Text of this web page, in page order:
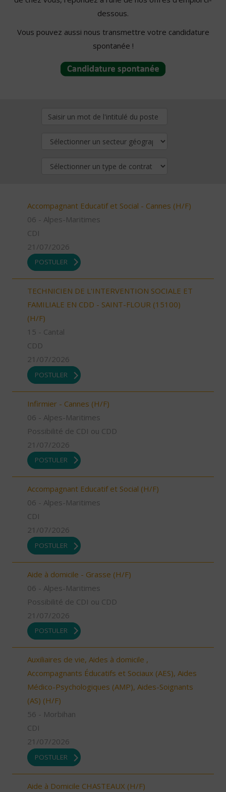
dessous.
Vous pouvez aussi nous transmettre votre candidature
spontanée !
Accompagnant Educatif et Social - Cannes (H/F)
06 - Alpes-Maritimes
CDI
21/07/2026
POSTULER
TECHNICIEN DE L'INTERVENTION SOCIALE ET
FAMILIALE EN CDD - SAINT-FLOUR (15100)
(H/F)
15 - Cantal
CDD
21/07/2026
POSTULER
Infirmier - Cannes (H/F)
06 - Alpes-Maritimes
Possibilité de CDI ou CDD
21/07/2026
POSTULER
Accompagnant Educatif et Social (H/F)
06 - Alpes-Maritimes
CDI
21/07/2026
POSTULER
Aide à domicile - Grasse (H/F)
06 - Alpes-Maritimes
Possibilité de CDI ou CDD
21/07/2026
POSTULER
Auxiliaires de vie, Aides à domicile ,
Accompagnants Éducatifs et Sociaux (AES), Aides
Médico-Psychologiques (AMP), Aides-Soignants
(AS) (H/F)
56 - Morbihan
CDI
21/07/2026
POSTULER
Aide à Domicile CHASTEAUX (H/F)